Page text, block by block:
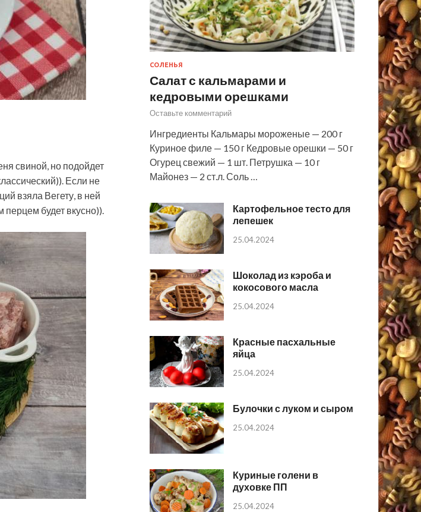
свиной, но подойдет
Если не
взяла Вегету, в ней
будет вкусно)).
СОЛЕНЬЯ
Салат с кальмарами и
кедровыми орешками
Оставьте комментарий
Ингредиенты Кальмары мороженые — 200 г
Куриное филе — 150 г Кедровые орешки — 50 г
Огурец свежий — 1 шт. Петрушка — 10 г
Майонез — 2 ст.л. Соль …
Картофельное тесто для
лепешек
25.04.2024
Шоколад из кэроба и
кокосового масла
25.04.2024
Красные пасхальные
яйца
25.04.2024
Булочки с луком и сыром
25.04.2024
Куриные голени в
духовке ПП
25.04.2024